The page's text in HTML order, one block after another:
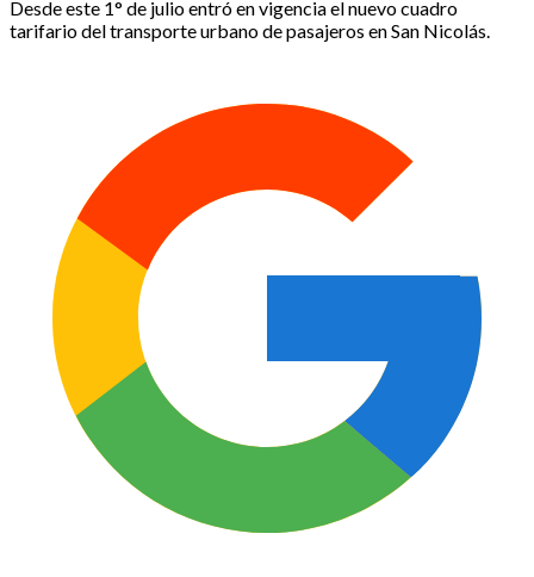
Desde este 1° de julio entró en vigencia el nuevo cuadro
tarifario del transporte urbano de pasajeros en San Nicolás.